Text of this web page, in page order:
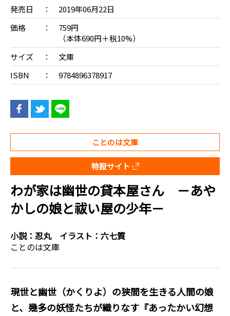
発売日
2019年06月22日
価格
759円
（本体690円＋税10%）
サイズ
文庫
ISBN
9784896378917
ことのは文庫
特設サイト
わが家は幽世の貸本屋さん －あや
かしの娘と祓い屋の少年－
小説： 忍丸 イラスト： 六七質
ことのは文庫
現世と幽世（かくりよ）の狭間を生きる人間の娘
と、幾多の妖怪たちが織りなす『あったかい幻想